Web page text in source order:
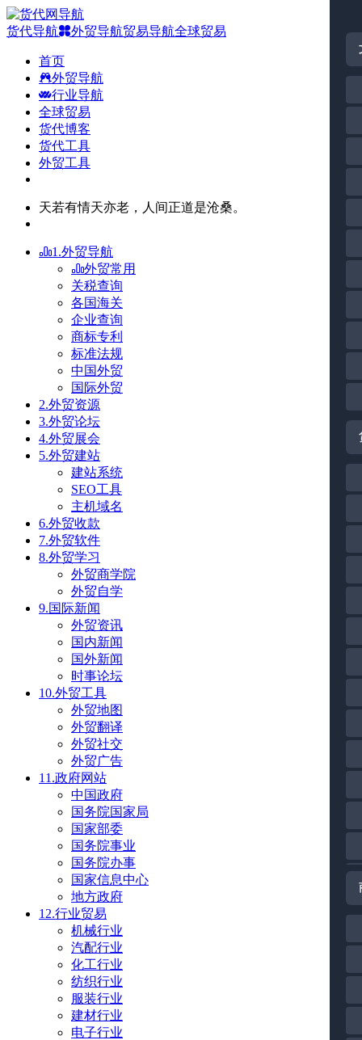
货代导航 外贸导航贸易导航全球贸易
首页
外贸导航
行业导航
全球贸易
货代博客
货代工具
外贸工具
天若有情天亦老，人间正道是沧桑。
1.外贸导航
外贸常用
关税查询
各国海关
企业查询
商标专利
标准法规
中国外贸
国际外贸
2.外贸资源
3.外贸论坛
4.外贸展会
5.外贸建站
建站系统
SEO工具
主机域名
6.外贸收款
7.外贸软件
8.外贸学习
外贸商学院
外贸自学
9.国际新闻
外贸资讯
国内新闻
国外新闻
时事论坛
10.外贸工具
外贸地图
外贸翻译
外贸社交
外贸广告
11.政府网站
中国政府
国务院国家局
国家部委
国务院事业
国务院办事
国家信息中心
地方政府
12.行业贸易
机械行业
汽配行业
化工行业
纺织行业
服装行业
建材行业
电子行业